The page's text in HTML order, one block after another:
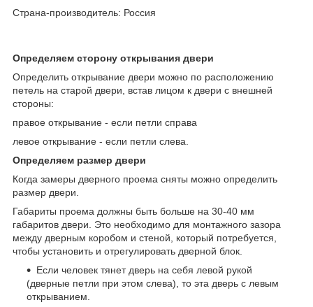
Страна-производитель: Россия
Определяем сторону открывания двери
Определить открывание двери можно по расположению
петель на старой двери, встав лицом к двери с внешней
стороны:
правое открывание - если петли справа
левое открывание - если петли слева.
Определяем размер двери
Когда замеры дверного проема сняты можно определить
размер двери.
Габариты проема должны быть больше на 30-40 мм
габаритов двери. Это необходимо для монтажного зазора
между дверным коробом и стеной, который потребуется,
чтобы установить и отрегулировать дверной блок.
Если человек тянет дверь на себя левой рукой
(дверные петли при этом слева), то эта дверь с левым
открыванием.